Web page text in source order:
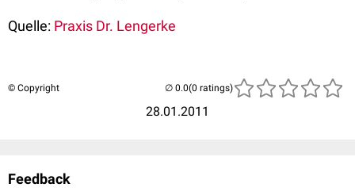
Quelle: Praxis Dr. Lengerke
© Copyright
28.01.2011
(0 ratings)
Feedback